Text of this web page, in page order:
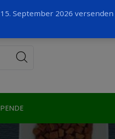
September 2026